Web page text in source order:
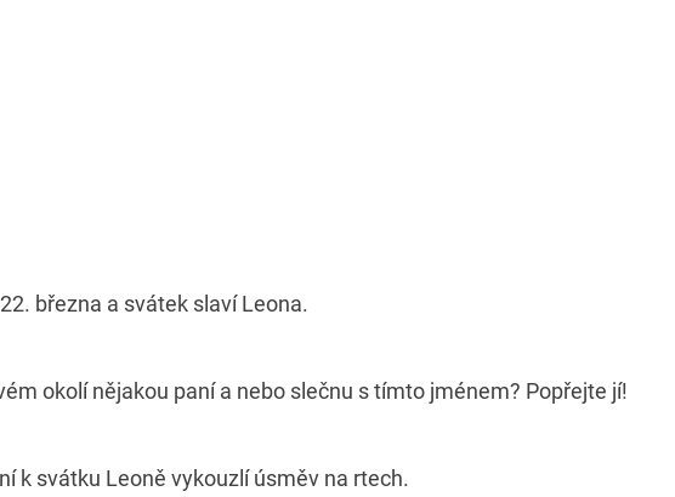
března a svátek slaví Leona.
okolí nějakou paní a nebo slečnu s tímto jménem? Popřejte jí!
k svátku Leoně vykouzlí úsměv na rtech.